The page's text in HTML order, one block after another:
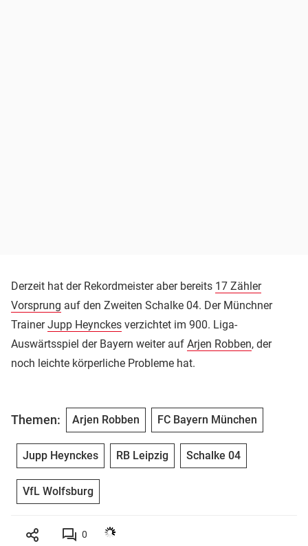
Derzeit hat der Rekordmeister aber bereits 17 Zähler
Vorsprung auf den Zweiten Schalke 04. Der Münchner
TrainerJupp Heynckes verzichtet im 900. Liga-
Auswärtsspiel der Bayern weiter auf Arjen Robben, der
noch leichte körperliche Probleme hat.
Themen: Arjen Robben FC Bayern München
Jupp Heynckes RB Leipzig Schalke 04
VfL Wolfsburg
0